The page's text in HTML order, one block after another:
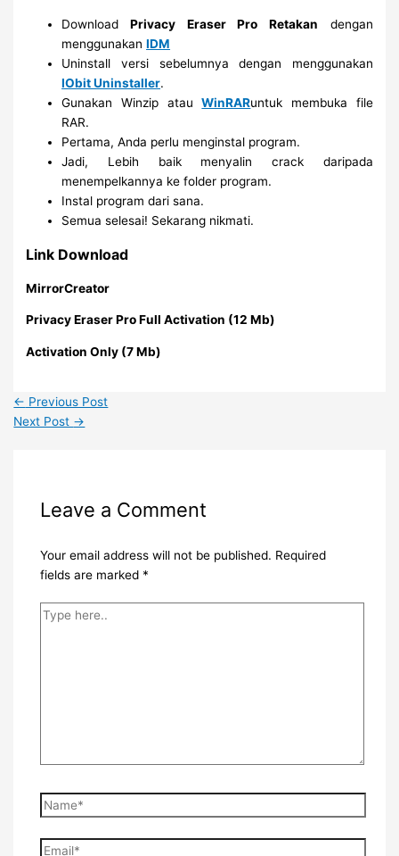
Download Privacy Eraser Pro Retakan dengan
menggunakanIDM
Uninstall versi sebelumnya dengan menggunakan
IObit Uninstaller.
Gunakan Winzip atauWinRARuntuk membuka file
RAR.
Pertama, Anda perlu menginstal program.
Jadi, Lebih baik menyalin crack daripada
menempelkannya ke folder program.
Instal program dari sana.
Semua selesai! Sekarang nikmati.
Link Download
MirrorCreator
Privacy Eraser Pro Full Activation (12 Mb)
Activation Only (7 Mb)
← Previous Post
Next Post →
Leave a Comment
Your email address will not be published. Required
fields are marked *
Type
Name*
Email*